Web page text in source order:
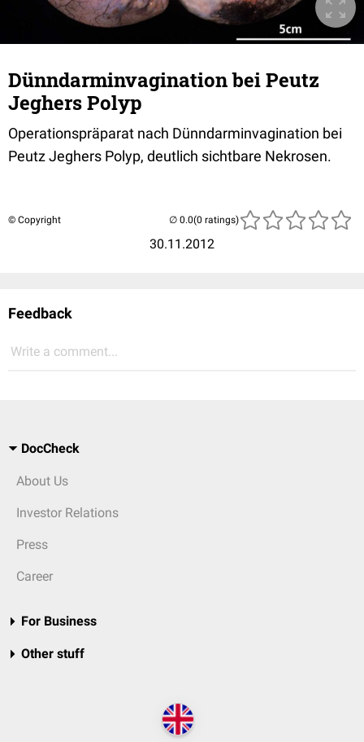
Dünndarminvagination bei Peutz
Jeghers Polyp
Operationspräparat nach Dünndarminvagination bei
Peutz Jeghers Polyp, deutlich sichtbare Nekrosen.
© Copyright
30.11.2012
(0 ratings)
Feedback
Write a comment...
DocCheck
About Us
Investor Relations
Press
Career
For Business
Other stuff